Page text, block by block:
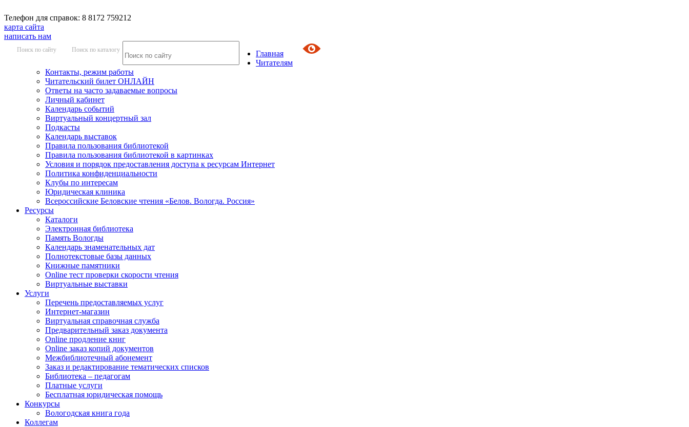
Телефон для справок: 8 8172 759212
карта сайта
написать нам
Поиск по сайту Поиск по каталогу
Главная
Читателям
Контакты, режим работы
Читательский билет ОНЛАЙН
Ответы на часто задаваемые вопросы
Личный кабинет
Календарь событий
Виртуальный концертный зал
Подкасты
Календарь выставок
Правила пользования библиотекой
Правила пользования библиотекой в картинках
Условия и порядок предоставления доступа к ресурсам Интернет
Политика конфиденциальности
Клубы по интересам
Юридическая клиника
Всероссийские Беловские чтения «Белов. Вологда. Россия»
Ресурсы
Каталоги
Электронная библиотека
Память Вологды
Календарь знаменательных дат
Полнотекстовые базы данных
Книжные памятники
Online тест проверки скорости чтения
Виртуальные выставки
Услуги
Перечень предоставляемых услуг
Интернет-магазин
Виртуальная справочная служба
Предварительный заказ документа
Online продление книг
Online заказ копий документов
Межбиблиотечный абонемент
Заказ и редактирование тематических списков
Библиотека – педагогам
Платные услуги
Бесплатная юридическая помощь
Конкурсы
Вологодская книга года
Коллегам